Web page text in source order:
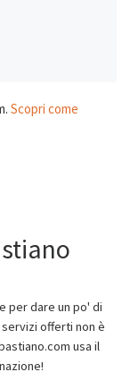
Scopri come
per dare un po' di
offerti non è
usa il